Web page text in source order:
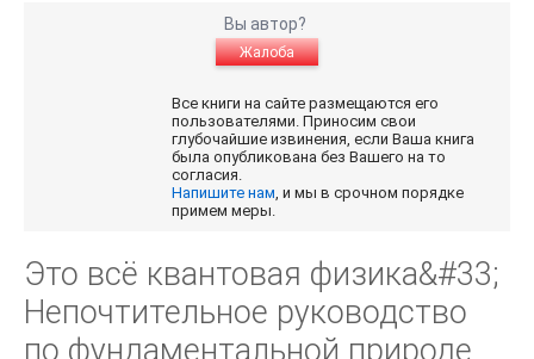
Вы автор?
Жалоба
Все книги на сайте размещаются его
пользователями. Приносим свои
глубочайшие извинения, если Ваша книга
была опубликована без Вашего на то
согласия.
Напишите нам , и мы в срочном порядке
примем меры.
Это всё квантовая физика&#33;
Непочтительное руководство
по фундаментальной природе